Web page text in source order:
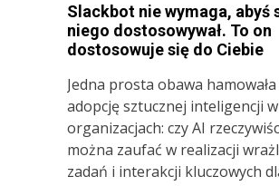
Slackbot nie wymaga, abyś
niego dostosowywał. To on
dostosowuje się do Ciebie
Jedna prosta obawa
adopcję sztucznej inteligencji w
organizacjach: czy AI
można zaufać w realizacji
zadań i interakcji kluczowych